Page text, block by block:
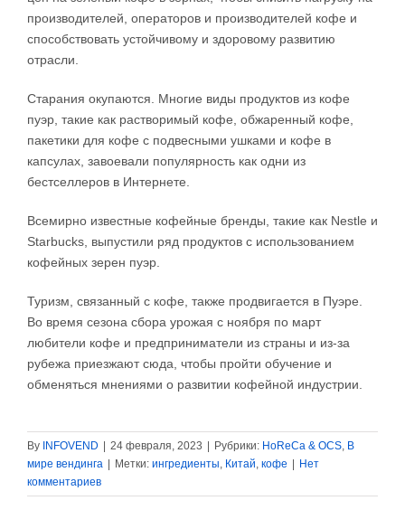
производителей, операторов и производителей кофе и
способствовать устойчивому и здоровому развитию
отрасли.
Старания окупаются. Многие виды продуктов из кофе
пуэр, такие как растворимый кофе, обжаренный кофе,
пакетики для кофе с подвесными ушками и кофе в
капсулах, завоевали популярность как одни из
бестселлеров в Интернете.
Всемирно известные кофейные бренды, такие как Nestle и
Starbucks, выпустили ряд продуктов с использованием
кофейных зерен пуэр.
Туризм, связанный с кофе, также продвигается в Пуэре.
Во время сезона сбора урожая с ноября по март
любители кофе и предприниматели из страны и из-за
рубежа приезжают сюда, чтобы пройти обучение и
обменяться мнениями о развитии кофейной индустрии.
By INFOVEND | 24 февраля, 2023 | Рубрики: HoReCa & OCS В
мире вендинга | Метки: ингредиенты Китай кофе | Нет
комментариев